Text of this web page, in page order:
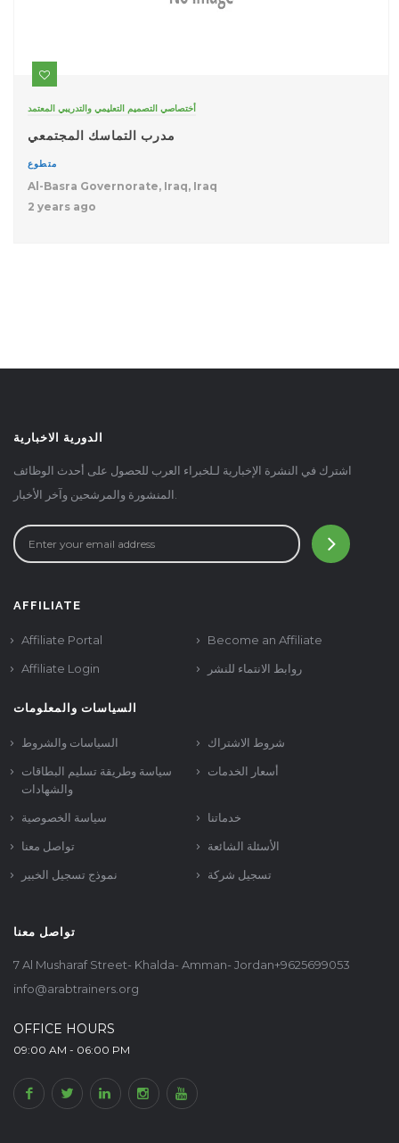
أختصاصي التصميم التعليمي والتدريبي المعتمد
مدرب التماسك المجتمعي
متطوع
Al-Basra Governorate, Iraq, Iraq
2 years ago
الدورية الاخبارية
اشترك في النشرة الإخبارية لـلخبراء العرب للحصول على أحدث الوظائف
AFFILIATE
Affiliate Portal
Become an Affiliate
Affiliate Login
روابط الانتماء للنشر
السياسات والمعلومات
السياسات والشروط
شروط الاشتراك
سياسة وطريقة تسليم البطاقات
والشهادات
أسعار الخدمات
سياسة الخصوصية
خدماتنا
تواصل معنا
الأسئلة الشائعة
نموذج تسجيل الخبير
تسجيل شركة
تواصل معنا
7 Al Musharaf Street- Khalda- Amman- Jordan+9625699053
info@arabtrainers.org
OFFICE HOURS
09:00 AM - 06:00 PM